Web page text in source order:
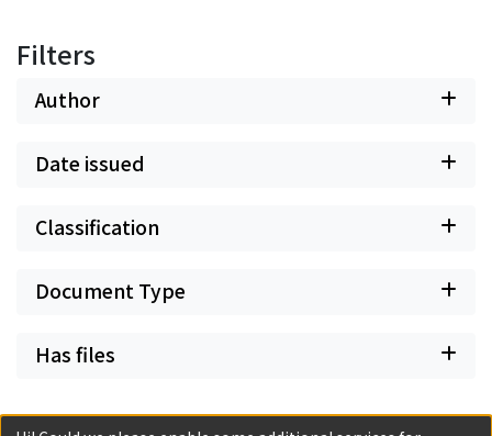
Filters
Author
Date issued
Classification
Document Type
Has files